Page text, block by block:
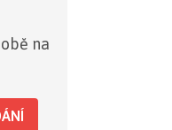
na